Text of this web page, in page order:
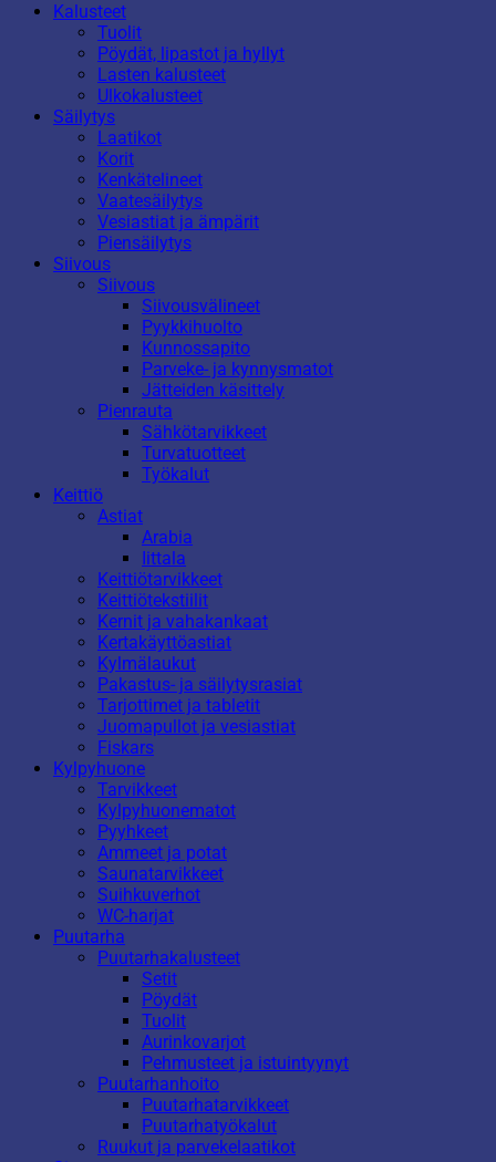
Kalusteet
Tuolit
Pöydät, lipastot ja hyllyt
Lasten kalusteet
Ulkokalusteet
Säilytys
Laatikot
Korit
Kenkätelineet
Vaatesäilytys
Vesiastiat ja ämpärit
Piensäilytys
Siivous
Siivous
Siivousvälineet
Pyykkihuolto
Kunnossapito
Parveke- ja kynnysmatot
Jätteiden käsittely
Pienrauta
Sähkötarvikkeet
Turvatuotteet
Työkalut
Keittiö
Astiat
Arabia
Iittala
Keittiötarvikkeet
Keittiötekstiilit
Kernit ja vahakankaat
Kertakäyttöastiat
Kylmälaukut
Pakastus- ja säilytysrasiat
Tarjottimet ja tabletit
Juomapullot ja vesiastiat
Fiskars
Kylpyhuone
Tarvikkeet
Kylpyhuonematot
Pyyhkeet
Ammeet ja potat
Saunatarvikkeet
Suihkuverhot
WC-harjat
Puutarha
Puutarhakalusteet
Setit
Pöydät
Tuolit
Aurinkovarjot
Pehmusteet ja istuintyynyt
Puutarhanhoito
Puutarhatarvikkeet
Puutarhatyökalut
Ruukut ja parvekelaatikot